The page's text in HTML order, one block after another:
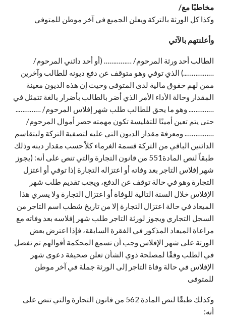
مخاطبًا مع/
وكذا كل الورثة بالتركة ويعلن الجميع في آخر موطن للمتوفي
وأعلنتهم بالآتي
الطالب أحد ورثة المرحوم/ …………… (أو أحد دائني المرحوم/
……………..) الذي توفي وهو متوقف عن دفع ديونه للطالب وآخرين
ممن لهم حقوق مالية لدى المتوفى وحيث إن هذه الديون معينة
المقدار وحالة الأداء الأمر الذي أضر بالطالب بأضرار بالغة تتمثل في
………….. وهو ما يحق للطالب طلب شهر إفلاس المرحوم/ …………..
حتى يتم تعين أمينًا للتفليسة تكون مهمته حصر أموال المرحوم/
……………. ومعرفة مقدار الديون التي عليه لتصفية التركة وليتقاسم
الدائنين الباقي من التركة قسمة الغرماء كلاً حسب مقدار دينه وذلك
طبقاً لنص المادة551 من قانون التجارة والتي تنص على أنه: (يجوز
شهر إفلاس التاجر بعد وفاته أو اعتزاله التجارة إذا توفي أو اعتزل
التجارة وهو في حالة توقف عن الدفع، ويجب تقديم طلب شهر
الإفلاس خلال السنة التالية للوفاة أو اعتزال التجارة ولا يسري هذا
الميعاد في حالة اعتزال التجارة إلا من تاريخ شطب اسم التاجر من
السجل التجاري ويجوز لورثة التاجر طلب شهر إفلاسه بعد وفاته مع
مراعاة الميعاد المذكور في الفقرة السابقة، فإذا اعترض بعض
الورثة على شهر الإفلاس وجب أن تسمع المحكمة أقوالهم ثم تفصل
في الطلب وفقًا لمصلحة ذوي الشأن تعلن صحيفة دعوى شهر
الإفلاس في حالة وفاة التاجر إلى الورثة جملة في آخر موطن
للمتوفى
وكذلك طبقًا لنص المادة 562 من قانون التجارة والتي تنص على
أنه: